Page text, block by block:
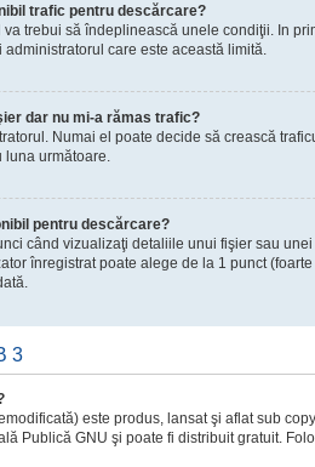
trafic pentru descărcare?
trebui să îndeplinească unele condiţii. In
administratorul care este această limită.
dar nu mi-a rămas trafic?
Numai el poate decide să crească
luna următoare.
pentru descărcare?
când vizualizaţi detaliile unui fişier sau
înregistrat poate alege de la 1 punct
3
este produs, lansat şi aflat sub
Publică GNU şi poate fi distribuit gratuit.